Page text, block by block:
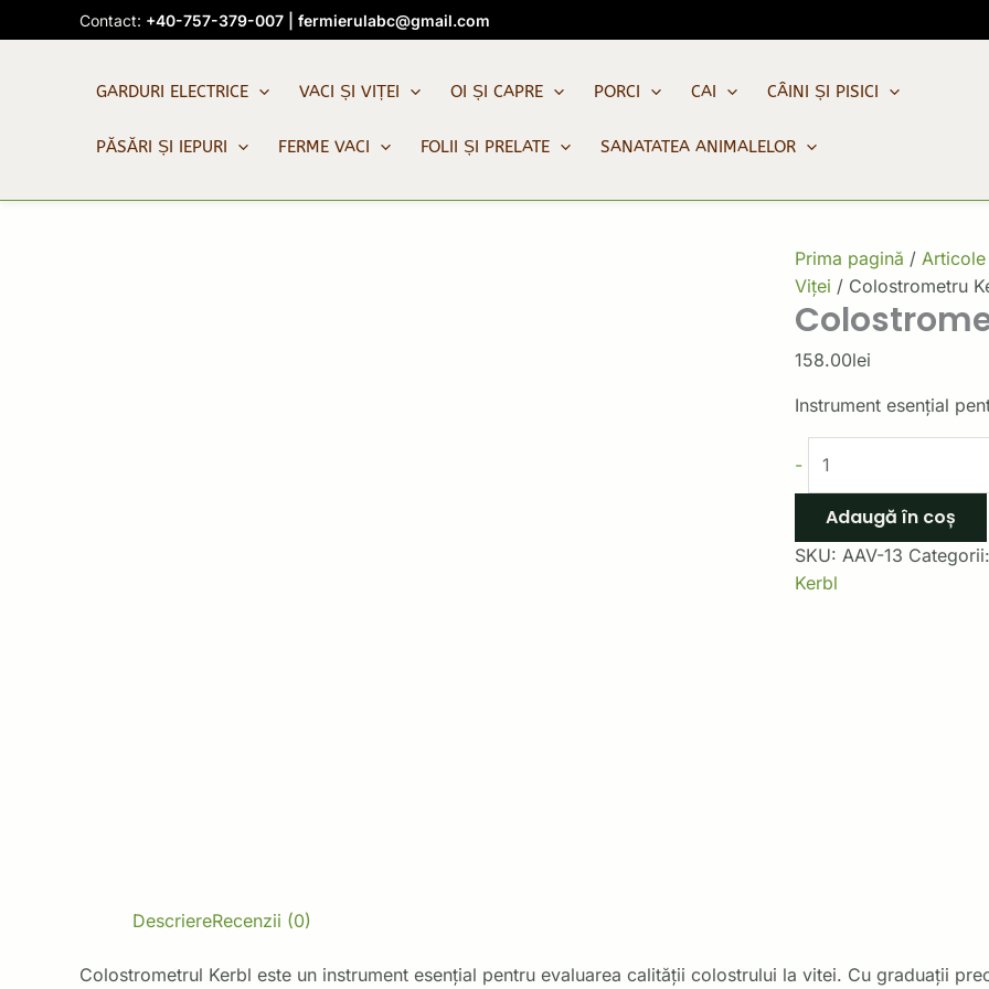
to
Contact: +40-757-379-007 fermierulabc@gmail.com
GARDURI ELECTRICE VACI ȘI VIȚEI OI ȘI CAPRE PORCI CAI CÂINI ȘI PISICI
PĂSĂRI ȘI IEPURI FERME VACI FOLII ȘI PRELATE SANATATEA ANIMALELOR
Prima pagină /
Viței / Colostrometru
158.00lei
Instrument esențial
-
Colostrometru
Adaugă în coș
SKU: AAV-13 Categorii:
Kerbl
DescriereRecenzii (0)
Colostrometrul Kerbl este un instrument esențial pentru evaluarea calității colostrului la vitei. Cu graduații